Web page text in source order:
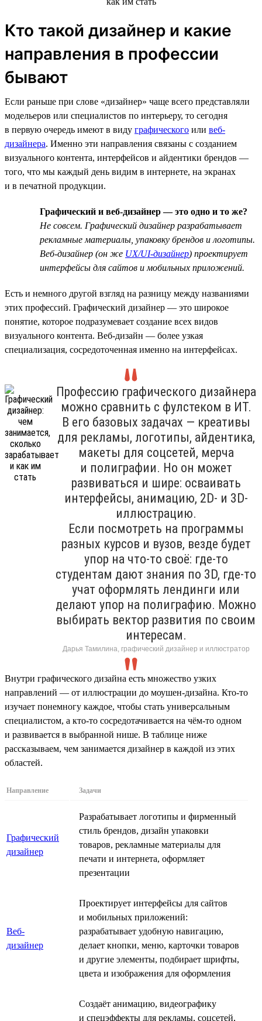
Кто такой дизайнер и какие
направления в профессии
бывают
Если раньше при слове «дизайнер» чаще всего представляли
модельеров или специалистов по интерьеру, то сегодня
в первую очередь имеют в виду графического или веб-
дизайнера. Именно эти направления связаны с созданием
визуального контента, интерфейсов и айдентики брендов —
того, что мы каждый день видим в интернете, на экранах
и в печатной продукции.
Графический и веб-дизайнер — это одно и то же?
Не совсем. Графический дизайнер разрабатывает
рекламные материалы, упаковку брендов и логотипы.
Веб-дизайнер (он же UX/UI-дизайнер) проектирует
интерфейсы для сайтов и мобильных приложений.
Есть и немного другой взгляд на разницу между названиями
этих профессий. Графический дизайнер — это широкое
понятие, которое подразумевает создание всех видов
визуального контента. Веб-дизайн — более узкая
специализация, сосредоточенная именно на интерфейсах.
Профессию графического дизайнера
можно сравнить с фулстеком в ИТ.
В его базовых задачах — креативы
для рекламы, логотипы, айдентика,
макеты для соцсетей, мерча
и полиграфии. Но он может
развиваться и шире: осваивать
интерфейсы, анимацию, 2D- и 3D-
иллюстрацию.
Если посмотреть на программы
разных курсов и вузов, везде будет
упор на что-то своё: где-то
студентам дают знания по 3D, где-то
учат оформлять лендинги или
делают упор на полиграфию. Можно
выбирать вектор развития по своим
интересам.
Дарья Тамилина, графический дизайнер и иллюстратор
Внутри графического дизайна есть множество узких
направлений — от иллюстрации до моушен-дизайна. Кто-то
изучает понемногу каждое, чтобы стать универсальным
специалистом, а кто-то сосредотачивается на чём-то одном
и развивается в выбранной нише. В таблице ниже
рассказываем, чем занимается дизайнер в каждой из этих
областей.
Направление Задачи
Графический
дизайнер
Разрабатывает логотипы и фирменный
стиль брендов, дизайн упаковки
товаров, рекламные материалы для
печати и интернета, оформляет
презентации
Веб-
дизайнер
Проектирует интерфейсы для сайтов
и мобильных приложений:
разрабатывает удобную навигацию,
делает кнопки, меню, карточки товаров
и другие элементы, подбирает шрифты,
цвета и изображения для оформления
Создаёт анимацию, видеографику
и спецэффекты для рекламы, соцсетей,